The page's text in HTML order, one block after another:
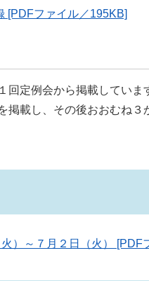
[PDFファイル／195KB]
回定例会から掲載していま
掲載し、その後おおむね３
）～７月２日（火） [PDF